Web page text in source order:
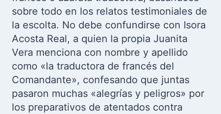
sobre todo en los relatos testimoniales de
la escolta. No debe confundirse con Isora
Acosta Real, a quien la propia Juanita
Vera menciona con nombre y apellido
como «la traductora de francés del
Comandante», confesando que juntas
pasaron muchas «alegrías y peligros» por
los preparativos de atentados contra